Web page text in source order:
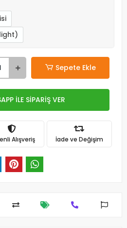
Sepete Ekle
İLE SİPARİŞ VER
Alışveriş İade ve Değişim